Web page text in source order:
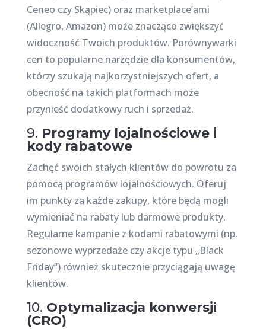
Ceneo czy Skąpiec) oraz marketplace’ami
(Allegro, Amazon) może znacząco zwiększyć
widoczność Twoich produktów. Porównywarki
cen to popularne narzędzie dla konsumentów,
którzy szukają najkorzystniejszych ofert, a
obecność na takich platformach może
przynieść dodatkowy ruch i sprzedaż.
9. Programy lojalnościowe i
kody rabatowe
Zachęć swoich stałych klientów do powrotu za
pomocą programów lojalnościowych. Oferuj
im punkty za każde zakupy, które będą mogli
wymieniać na rabaty lub darmowe produkty.
Regularne kampanie z kodami rabatowymi (np.
sezonowe wyprzedaże czy akcje typu „Black
Friday”) również skutecznie przyciągają uwagę
klientów.
10. Optymalizacja konwersji
(CRO)